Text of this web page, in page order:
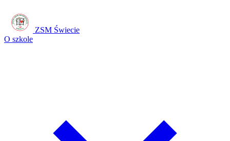
ZSM Świecie
O szkole